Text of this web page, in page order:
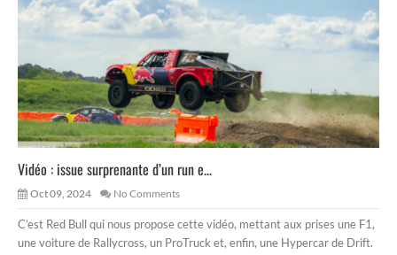
Vidéo : issue surprenante d’un run e...
Oct 09, 2024 No Comments
C’est Red Bull qui nous propose cette vidéo, mettant aux prises une F1,
une voiture de Rallycross, un ProTruck et, enfin, une Hypercar de Drift.